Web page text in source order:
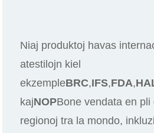
Niaj produktoj havas
atestilojn kiel
ekzempleBRC,IFS,FDA,
kajNOPBone vendata en pli
regionoj tra la mondo,